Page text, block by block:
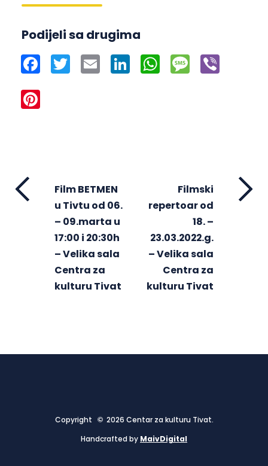
Podijeli sa drugima
Facebook
Twitter Email LinkedInWhatsApp
Message
Film BETMEN
u Tivtu od 06.
– 09.marta u
17:00 i 20:30h
– Velika sala
Centra za
kulturu Tivat
Filmski
repertoar od
18. –
23.03.2022.g.
– Velika sala
Centra za
kulturu Tivat
Copyright © 2026 Centar za kulturu Tivat.
Handcrafted by MaivDigital